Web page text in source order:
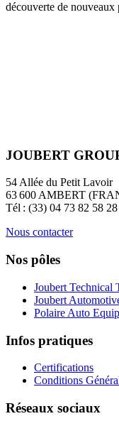
découverte de nouveaux
JOUBERT
54 Allée du Petit Lavoir
63 600 AMBERT
Tél : (33) 04 73 82 58 28
Nous contacter
Nos pôles
Joubert Technical
Joubert
Polaire Auto
Infos pratiques
Certifications
Conditions
Réseaux sociaux